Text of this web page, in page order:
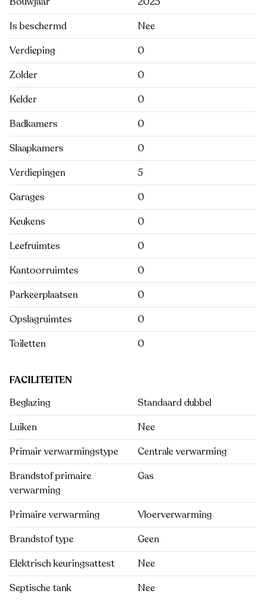
Is beschermd
Nee
Verdieping
0
Zolder
0
Kelder
0
Badkamers
0
Slaapkamers
0
Verdiepingen
5
Garages
0
Keukens
0
Leefruimtes
0
Kantoorruimtes
0
Parkeerplaatsen
0
Opslagruimtes
0
Toiletten
0
FACILITEITEN
Beglazing
Standaard dubbel
Luiken
Nee
Primair verwarmingstype
Centrale verwarming
Brandstof primaire
verwarming
Gas
Primaire verwarming
Vloerverwarming
Brandstof type
Geen
Elektrisch keuringsattest
Nee
Septische tank
Nee